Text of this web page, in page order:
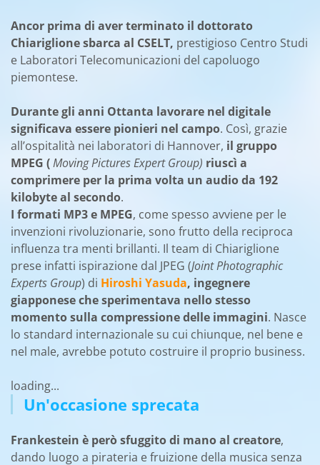
Ancor prima di aver terminato il dottorato
Chiariglione sbarca al CSELT, prestigioso Centro Studi
e Laboratori Telecomunicazioni del capoluogo
piemontese.
Durante gli anni Ottanta lavorare nel digitale
significava essere pionieri nel campo. Così, grazie
all’ospitalità nei laboratori di Hannover, il gruppo
MPEG (Moving Pictures Expert Group) riuscì a
comprimere per la prima volta un audio da 192
kilobyte al secondo.
I formati MP3 e MPEG, come spesso avviene per le
invenzioni rivoluzionarie, sono frutto della reciproca
influenza tra menti brillanti. Il team di Chiariglione
prese infatti ispirazione dal JPEG (Joint Photographic
Experts Group) di Hiroshi Yasuda, ingegnere
giapponese che sperimentava nello stesso
momento sulla compressione delle immagini. Nasce
lo standard internazionale su cui chiunque, nel bene e
nel male, avrebbe potuto costruire il proprio business.
loading...
Un'occasione sprecata
Frankestein è però sfuggito di mano al creatore,
dando luogo a pirateria e fruizione della musica senza